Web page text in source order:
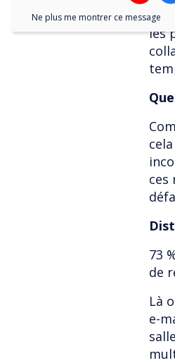
les
ces
73
de
Là
e-
Ne plus me montrer ce message